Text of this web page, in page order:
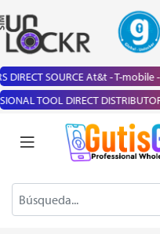
DIRECT SOURCE At&t - T-
TOOL DIRECT